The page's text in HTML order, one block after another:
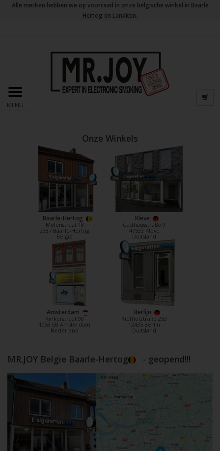
Alle merken hebben we op voorraad in onze belgische winkel in Baarle
Hertog en Lanaken.
MENU
Onze Winkels
Baarle-Hertog
Molenstraat 18
2387 Baarle-Hertog
België
Kleve
Gasthausstraße 9
47533 Kleve
Duitsland
Amsterdam
Kinkerstraat 90
1053 EB Amsterdam
Nederland
Berlijn
Kiefholztraße 253
12435 Berlin
Duitsland
MR.JOY Belgie Baarle-Hertog - geopend!!!